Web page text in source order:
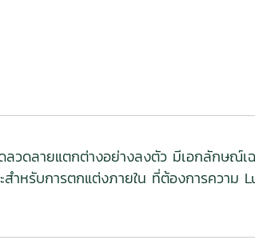
วดลายแตกต่างอย่างลงตัว มีเอกลักษณ์
ำหรับการตกแต่งภายใน ที่ต้องการควา